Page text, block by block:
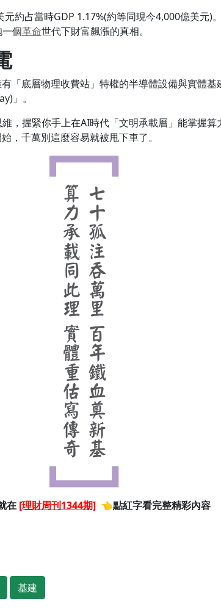
約占當時GDP 1.17%(約等同現今4,000億美元)
個革命世代下財富飆漲的真相。
「底層物理收費站」特權的半導體設備與實體
」。
，握緊你手上在AI時代「文明承載層」能掌握
，千萬別這麼容易就被甩下車了。
在 [理財周刊1344期] 👈點紅字看完整精彩內容
基建